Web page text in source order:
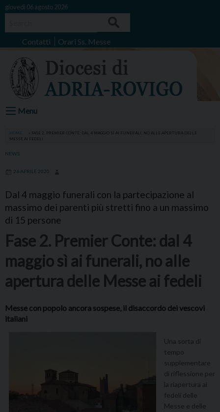
Skip
giovedì 06 agosto 2026
Contatti Orari Ss. Messe
Menu
HOME
FASE 2. PREMIER CONTE: DAL 4 MAGGIO SÌ AI FUNERALI, NO ALLE APERTURA DELLE
MESSE AI FEDELI
NEWS
26 APRILE 2020
Dal 4 maggio funerali con la partecipazione al
massimo dei parenti più stretti fino a un massimo
di 15 persone
Fase 2. Premier Conte: dal 4
maggio sì ai funerali, no alle
apertura delle Messe ai fedeli
Messe con popolo ancora sospese, il disaccordo dei vescovi
italiani
Una sorta di
tempo
supplementare
di riflessione per
la riapertura ai
fedeli delle
Messe e delle